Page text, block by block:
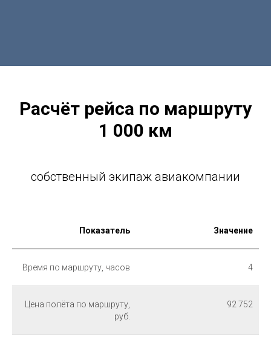
Расчёт рейса по маршруту
1 000 км
собственный экипаж авиакомпании
Показатель Значение
Время по маршруту, часов 4
Цена полёта по маршруту,
руб.
92 752